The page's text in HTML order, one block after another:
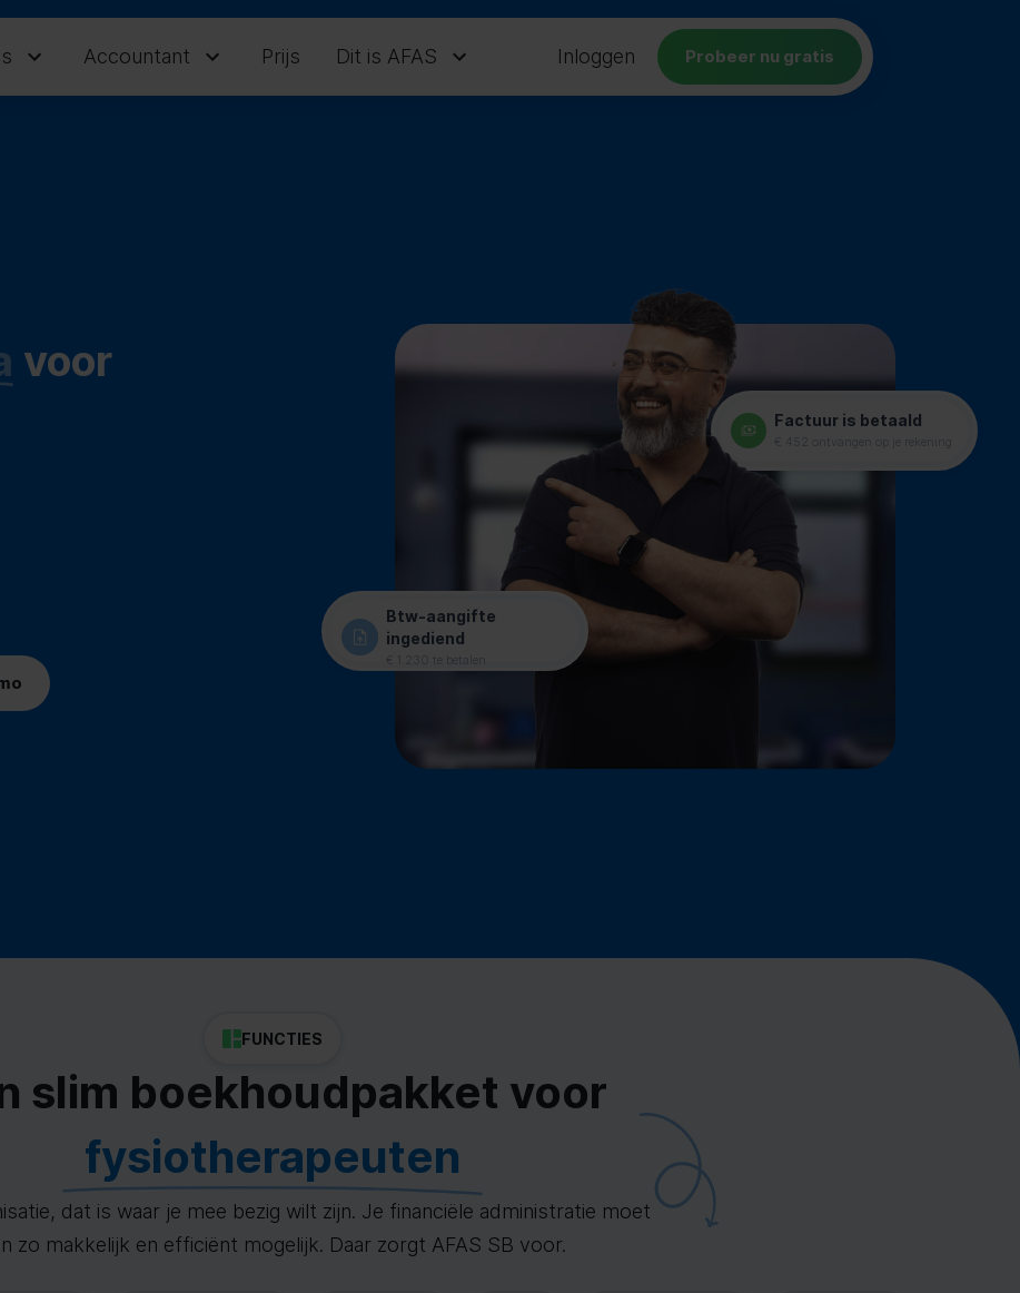
Accountant Prijs Dit is AFAS Inloggen Probeer nu gratis
voor
Btw-aangifte
ingediend
€ 1.230 te betalen
Factuur is betaald
€ 452 ontvangen op je rekening
FUNCTIES
slim boekhoudpakket voor
fysiotherapeuten
dat is waar je mee bezig wilt zijn. Je financiële administratie moet
zo makkelijk en efficiënt mogelijk. Daar zorgt AFAS SB voor.